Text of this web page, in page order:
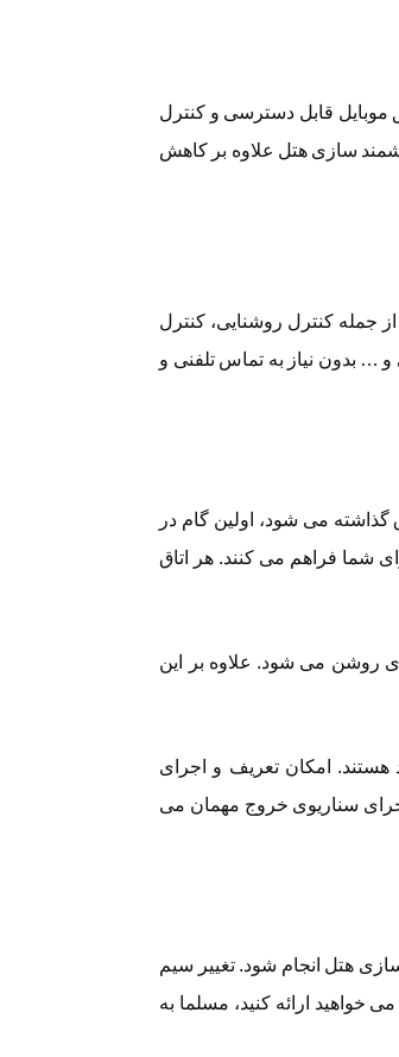
موبایل قابل دسترسی و کنترل
سازی هتل علاوه بر کاهش
کنترل روشنایی، کنترل
بدون نیاز به تماس تلفنی و
می شود، اولین گام در
شما فراهم می کنند. هر اتاق
روشن می شود. علاوه بر این
هستند. امکان تعریف و اجرای
سناریوی خروج مهمان می
هتل انجام شود. تغییر سیم
خواهید ارائه کنید، مسلما به